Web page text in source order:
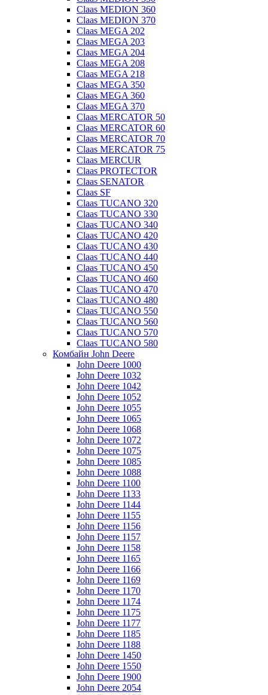
Claas MEDION 360
Claas MEDION 370
Claas MEGA 202
Claas MEGA 203
Claas MEGA 204
Claas MEGA 208
Claas MEGA 218
Claas MEGA 350
Claas MEGA 360
Claas MEGA 370
Claas MERCATOR 50
Claas MERCATOR 60
Claas MERCATOR 70
Claas MERCATOR 75
Claas MERCUR
Claas PROTECTOR
Claas SENATOR
Claas SF
Claas TUCANO 320
Claas TUCANO 330
Claas TUCANO 340
Claas TUCANO 420
Claas TUCANO 430
Claas TUCANO 440
Claas TUCANO 450
Claas TUCANO 460
Claas TUCANO 470
Claas TUCANO 480
Claas TUCANO 550
Claas TUCANO 560
Claas TUCANO 570
Claas TUCANO 580
Комбайн John Deere
John Deere 1000
John Deere 1032
John Deere 1042
John Deere 1052
John Deere 1055
John Deere 1065
John Deere 1068
John Deere 1072
John Deere 1075
John Deere 1085
John Deere 1088
John Deere 1100
John Deere 1133
John Deere 1144
John Deere 1155
John Deere 1156
John Deere 1157
John Deere 1158
John Deere 1165
John Deere 1166
John Deere 1169
John Deere 1170
John Deere 1174
John Deere 1175
John Deere 1177
John Deere 1185
John Deere 1188
John Deere 1450
John Deere 1550
John Deere 1900
John Deere 2054